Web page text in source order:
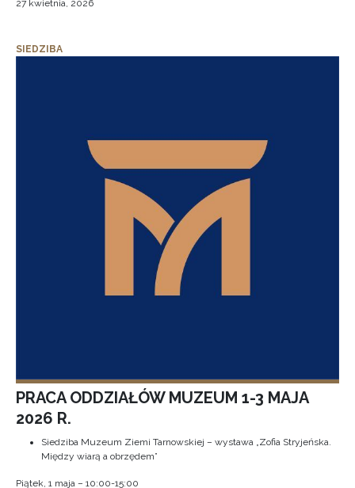
27 kwietnia, 2026
SIEDZIBA
PRACA ODDZIAŁÓW MUZEUM 1-3 MAJA
2026 R.
Siedziba Muzeum Ziemi Tarnowskiej – wystawa „Zofia Stryjeńska.
Między wiarą a obrzędem”
Piątek, 1 maja – 10:00-15:00